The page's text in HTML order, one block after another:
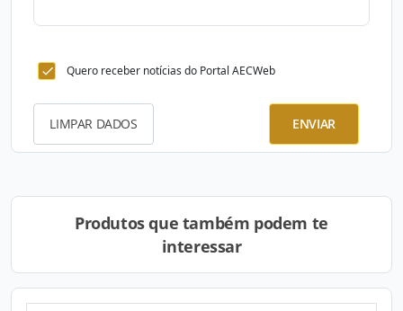
Quero receber notícias do Portal AECWeb
LIMPAR DADOS ENVIAR
Produtos que também podem te
interessar